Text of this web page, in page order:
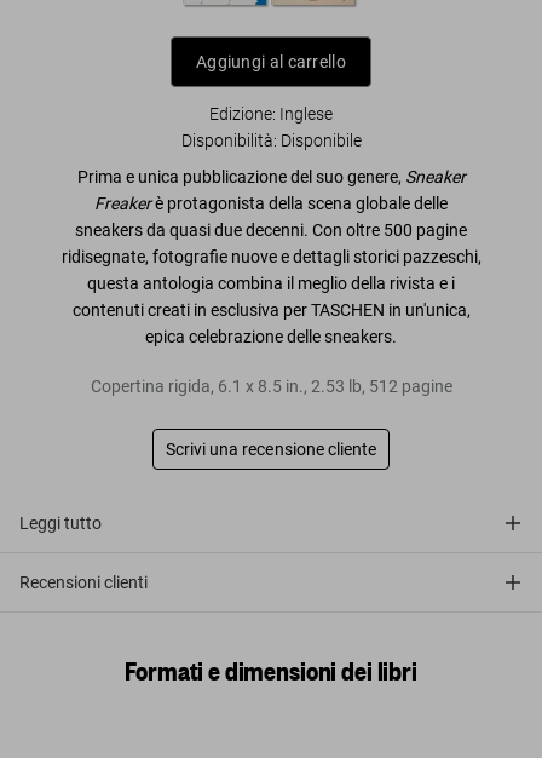
Aggiungi al carrello
Edizione: Inglese
Disponibilità: Disponibile
Prima e unica pubblicazione del suo genere, Sneaker
Freakerè protagonista della scena globale delle
sneakers da quasi due decenni. Con oltre 500 pagine
ridisegnate, fotografie nuove e dettagli storici pazzeschi,
questa antologia combina il meglio della rivista e i
contenuti creati in esclusiva per TASCHEN in un'unica,
epica celebrazione delle sneakers.
Copertina rigida, 6.1 x 8.5 in., 2.53 lb, 512 pagine
Scrivi una recensione cliente
Leggi tutto
Recensioni clienti
Formati e dimensioni dei libri